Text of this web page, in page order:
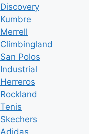
Discovery
Kumbre
Merrell
Climbingland
San Polos
Industrial
Herreros
Rockland
Tenis
Skechers
Adidas